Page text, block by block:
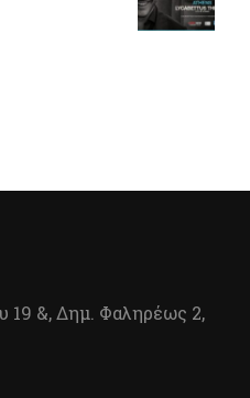
19 &, Δημ. Φαληρέως 2,